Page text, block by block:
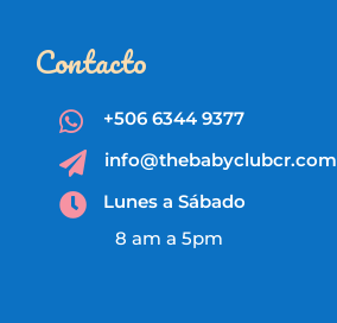
Contacto
 +506 6344 9377
 info@thebabyclubcr.com

Lunes a Sábado
8 am a 5pm